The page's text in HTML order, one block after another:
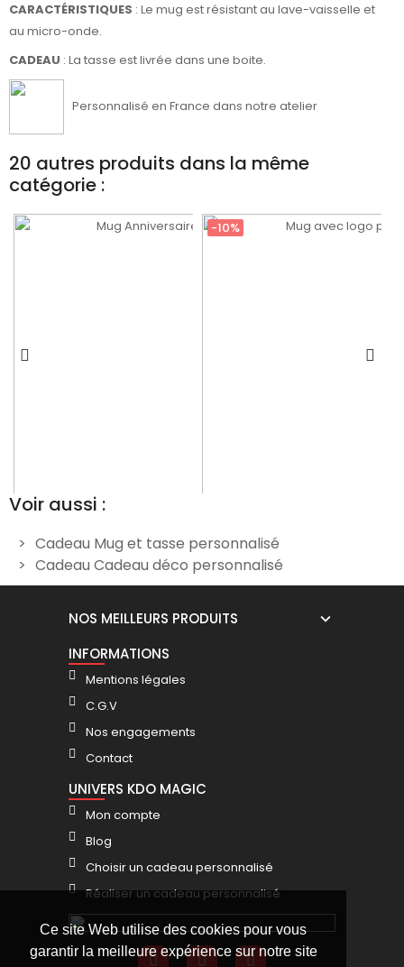
Ce site Web utilise des cookies pour vous
garantir la meilleure expérience sur notre site
CARACTÉRISTIQUES : Le mug est résistant au lave-vaisselle et
au micro-onde.
CADEAU : La tasse est livrée dans une boite.
Personnalisé en France dans notre atelier
20 autres produits dans la même
catégorie :
Mug Anniversaire 50 ans
12,00 €
-10%
Mug avec logo
Voir aussi :
Cadeau Mug et tasse personnalisé
Cadeau Cadeau déco personnalisé
NOS MEILLEURS PRODUITS
INFORMATIONS
Mentions légales
C.G.V
Nos engagements
Contact
UNIVERS KDO MAGIC
Mon compte
Blog
Choisir un cadeau personnalisé
Réaliser un cadeau personnalisé